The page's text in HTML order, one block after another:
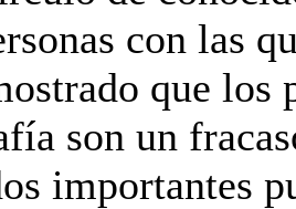
con las
que los
son un
importantes